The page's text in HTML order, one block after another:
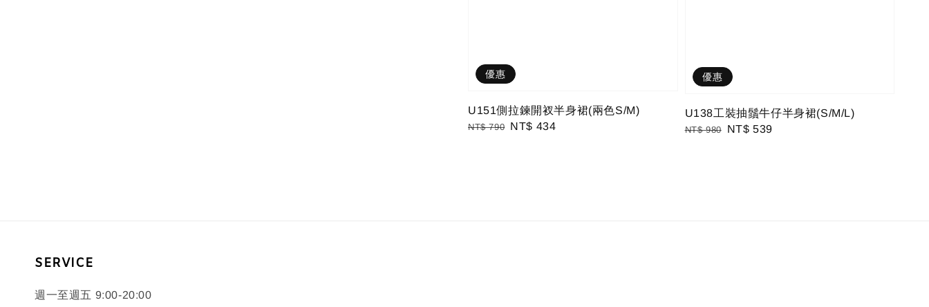
優惠
U151側拉鍊開衩半身裙(兩色S/M)
Regular
NT$ 790 Sale
NT$ 434
優惠
U138工裝抽鬚牛仔半身裙(S/M/L)
Regular
NT$ 980
Sale
NT$ 539
SERVICE
週一至週五 9:00-20:00